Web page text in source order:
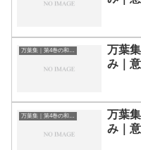
万葉集｜第4巻の和歌一覧
万葉
み｜
万葉集｜第4巻の和歌一覧
万葉
み｜